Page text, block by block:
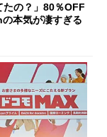
たの？」80％OFF
本気が凄すぎる